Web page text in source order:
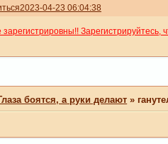
2023-04-23 06:04:38
Зарегистрируйтесь,
боятся, а руки делают »